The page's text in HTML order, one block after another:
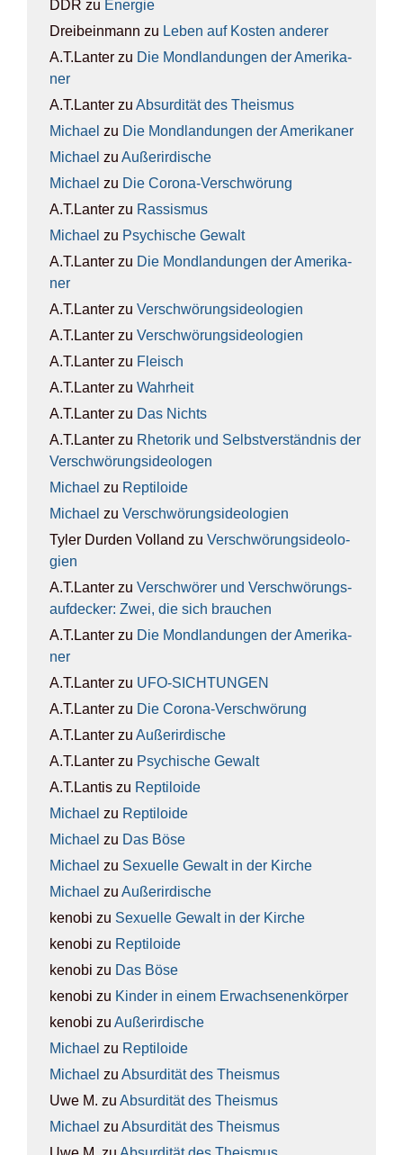
DDR zu Ener­gie
Dreibeinmann zu Leben auf Kos­ten ande­rer
A.T.Lanter zu Die Mond­lan­dun­gen der Ame­ri­ka­
ner
A.T.Lanter zu Absur­di­tät des The­is­mus
Michael zu Die Mond­lan­dun­gen der Ame­ri­ka­ner
Michael zu Außer­ir­di­sche
Michael zu Die Coro­na-Ver­schwö­rung
A.T.Lanter zu Ras­sis­mus
Michael zu Psy­chi­sche Gewalt
A.T.Lanter zu Die Mond­lan­dun­gen der Ame­ri­ka­
ner
A.T.Lanter zu Ver­schwö­rungs­ideo­lo­gien
A.T.Lanter zu Ver­schwö­rungs­ideo­lo­gien
A.T.Lanter zu Fleisch
A.T.Lanter zu Wahr­heit
A.T.Lanter zu Das Nichts
A.T.Lanter zu Rhe­to­rik und Selbst­ver­ständ­nis der
Ver­schwö­rungs­ideo­lo­gen
Michael zu Rep­ti­lo­ide
Michael zu Ver­schwö­rungs­ideo­lo­gien
Tyler Durden Volland zu Ver­schwö­rungs­ideo­lo­
gien
A.T.Lanter zu Ver­schwö­rer und Ver­schwö­rungs­
auf­de­cker: Zwei, die sich brau­chen
A.T.Lanter zu Die Mond­lan­dun­gen der Ame­ri­ka­
ner
A.T.Lanter zu UFO-SICH­TUN­GEN
A.T.Lanter zu Die Coro­na-Ver­schwö­rung
A.T.Lanter zu Außer­ir­di­sche
A.T.Lanter zu Psy­chi­sche Gewalt
A.T.Lantis zu Rep­ti­lo­ide
Michael zu Rep­ti­lo­ide
Michael zu Das Böse
Michael zu Sexu­el­le Gewalt in der Kir­che
Michael zu Außer­ir­di­sche
kenobi zu Sexu­el­le Gewalt in der Kir­che
kenobi zu Rep­ti­lo­ide
kenobi zu Das Böse
kenobi zu Kin­der in einem Erwach­se­nen­kör­per
kenobi zu Außer­ir­di­sche
Michael zu Rep­ti­lo­ide
Michael zu Absur­di­tät des The­is­mus
Uwe M. zu Absur­di­tät des The­is­mus
Michael zu Absur­di­tät des The­is­mus